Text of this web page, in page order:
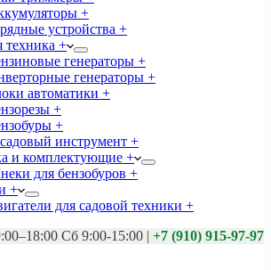
+
устройства +
техника +
генераторы +
генераторы +
автоматики +
+
+
инструмент +
и комплектующие +
для бензобуров +
+
для садовой техники +
Московская д.113
Сб 9:00-15:00 | +7 (910) 915-97-97